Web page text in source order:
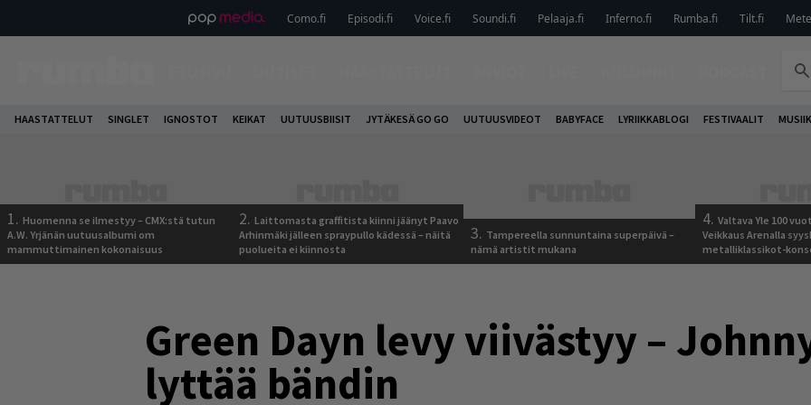
Como.fi Episodi.fi Voice.fi Soundi.fi Pelaaja.fi Inferno.fi Rumba.fi Tilt.fi
HAASTATTELUT SINGLET IGNOSTOT KEIKAT UUTUUSBIISIT JYTÄKESÄ GO GO UUTUUSVIDEOT BABYFACE LYRIIKKABLOGI FESTIVAALIT
1. Huomenna se ilmestyy – CMX:stä tutun
A.W. Yrjänän uutuusalbumi om
mammuttimainen kokonaisuus
2. Laittomasta graffitista kiinni jäänyt Paavo
Arhinmäki jälleen spraypullo kädessä – näitä
puolueita ei kiinnosta
3. Tampereella sunnuntaina superpäivä –
nämä artistit mukana
4. Valtava Yle 100
Veikkaus Arenalla
metalliklassikot-
Green Dayn levy viivästyy –
lyttää bändin